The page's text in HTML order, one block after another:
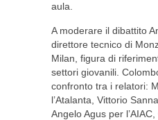
aula.
A moderare il dibattito
direttore tecnico di
Milan, figura di
settori giovanili.
confronto tra i relatori:
l’Atalanta, Vittorio
Angelo Agus per